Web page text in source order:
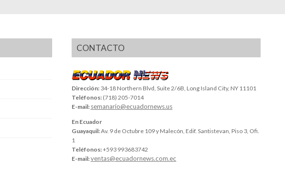
CONTACTO
Dirección: 34-18 Northern Blvd, Suite 2/6B, Long Island City, NY 11101
Teléfonos: (718) 205-7014
E-mail: semanario@ecuadornews.us
En Ecuador
Guayaquil:Av. 9 de Octubre 109 y Malecón, Edif. Santistevan, Piso 3, Ofi.
1
Teléfonos:+593 993683742
E-mail:ventas@ecuadornews.com.ec